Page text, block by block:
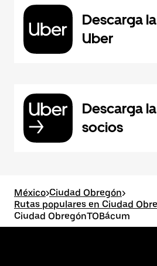
Descarga
Uber
Descarga
socios
México>Ciudad Obregón>
Rutas populares en Ciudad
Ciudad ObregónTOBácum